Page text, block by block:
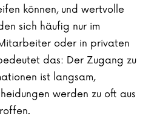
können, und wertvolle
sich häufig nur im
oder in privaten
das: Der Zugang zu
ist langsam,
werden zu oft aus